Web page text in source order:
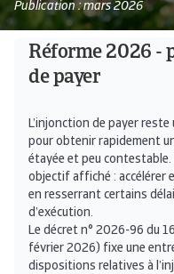
Publication : mars 2026
Réforme 2026 -
de payer
L’injonction de payer
pour obtenir rapidement
étayée et peu contestable.
objectif affiché : accélérer
en resserrant certains
d’exécution.
Le décret n° 2026-96 du
février 2026) fixe une
dispositions relatives à